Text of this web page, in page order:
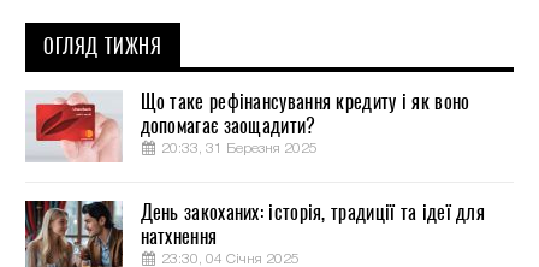
ОГЛЯД ТИЖНЯ
Що таке рефінансування кредиту і як воно
допомагає заощадити?
20:33, 31 Березня 2025
День закоханих: історія, традиції та ідеї для
натхнення
23:30, 04 Січня 2025